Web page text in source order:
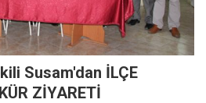
Susam'dan İLÇE
ZİYARETİ